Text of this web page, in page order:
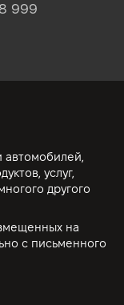
999
автомобилей,
услуг,
другого
на
с письменного